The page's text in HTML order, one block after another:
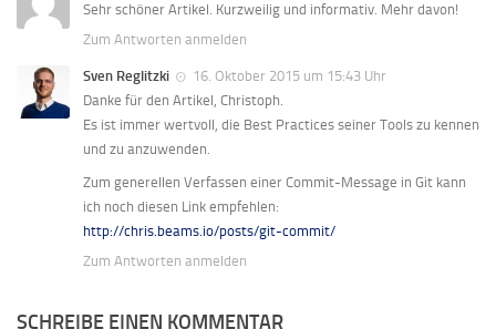
Sehr schöner Artikel. Kurzweilig und informativ. Mehr davon!
Zum Antworten anmelden
Sven Reglitzki
16. Oktober 2015 um 15:43 Uhr
Danke für den Artikel, Christoph.
Es ist immer wertvoll, die Best Practices seiner Tools zu kennen
und zu anzuwenden.
Zum generellen Verfassen einer Commit-Message in Git kann
ich noch diesen Link empfehlen:
http://chris.beams.io/posts/git-commit/
Zum Antworten anmelden
SCHREIBE EINEN KOMMENTAR